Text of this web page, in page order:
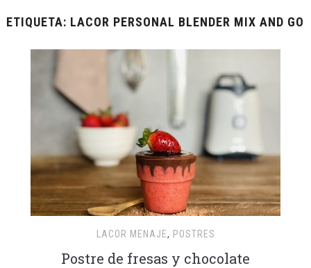
ETIQUETA: LACOR PERSONAL BLENDER MIX AND GO
LACOR MENAJE, POSTRES
Postre de fresas y chocolate